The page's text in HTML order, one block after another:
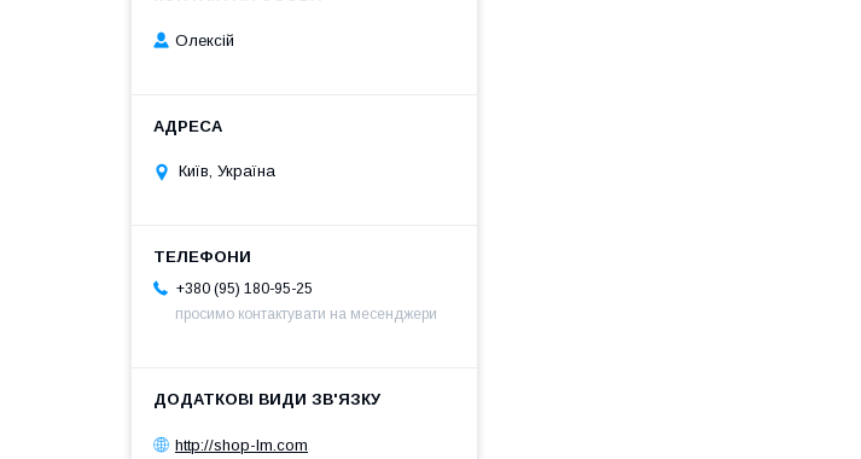
Олексій
Київ, Україна
+380 (95) 180-95-25
просимо контактувати на месенджери
http://shop-lm.com